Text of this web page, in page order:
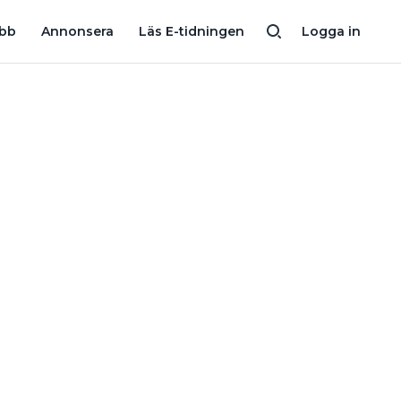
Logga in
Annonsera Läs E-tidningen
I TRAPPHUSET FIRMAN STÄMDE BRF EFTER BRÅK OM